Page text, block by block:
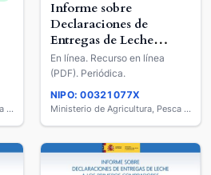
Ministerio de Agricultura, Pesca y Alimentación
Informe sobre
Declaraciones de
Entregas de Leche
Cruda a los Primeros
Compradores : Ovino y
Caprino de Leche
En línea. Recurso en línea
(PDF). Periódica.
NIPO: 00321077X
Ministerio de Agricultura, Pesca y Alimentación